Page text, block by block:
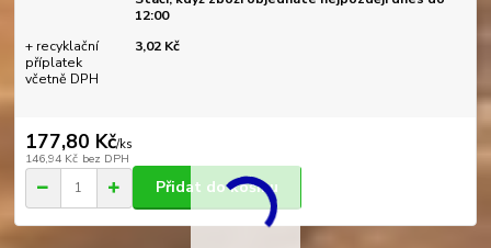
12:00
+ recyklační
příplatek
včetně DPH
3,02 Kč
177,80 Kč/ks
146,94 Kč bez DPH
Přidat do košíku